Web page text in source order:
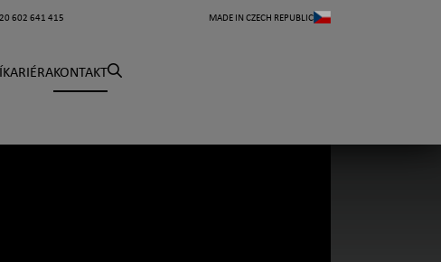
602 641 415 MADE IN CZECH REPUBLIC
KARIÉRAKONTAKT